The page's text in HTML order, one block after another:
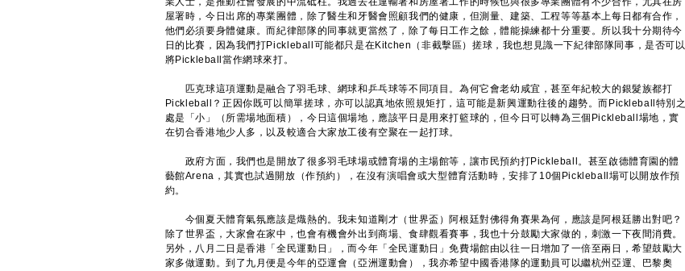
屋署時，今日出席的專業團體，除了醫生和牙醫會照顧我們的健康，但測量、建築、工程等等基本上每日都有合作，
他們必須要身體健康。而紀律部隊的同事就更當然了，除了每日工作之餘，體能操練都十分重要。所以我十分期待今
日的比賽，因為我們打Pickleball可能都只是在Kitchen（非截擊區）搓球，我也想見識一下紀律部隊同事，是否可以
將Pickleball當作網球來打。
匹克球這項運動是融合了羽毛球、網球和乒乓球等不同項目。為何它會老幼咸宜，甚至年紀較大的銀髮族都打
Pickleball？正因你既可以簡單搓球，亦可以認真地依照規矩打，這可能是新興運動往後的趨勢。而Pickleball特別之
處是「小」（所需場地面積），今日這個場地，應該平日是用來打籃球的，但今日可以轉為三個Pickleball場地，實
在切合香港地少人多，以及較適合大家放工後有空聚在一起打球。
政府方面，我們也是開放了很多羽毛球場或體育場的主場館等，讓市民預約打Pickleball。甚至啟德體育園的體
藝館Arena，其實也試過開放（作預約），在沒有演唱會或大型體育活動時，安排了10個Pickleball場可以開放作預
約。
今個夏天體育氣氛應該是熾熱的。我未知道剛才（世界盃）阿根廷對佛得角賽果為何，應該是阿根廷勝出對吧？
除了世界盃，大家會在家中，也會有機會外出到商場、食肆觀看賽事，我也十分鼓勵大家做的，刺激一下夜間消費。
另外，八月二日是香港「全民運動日」，而今年「全民運動日」免費場館由以往一日增加了一倍至兩日，希望鼓勵大
家多做運動。到了九月便是今年的亞運會（亞洲運動會），我亦希望中國香港隊的運動員可以繼杭州亞運、巴黎奧